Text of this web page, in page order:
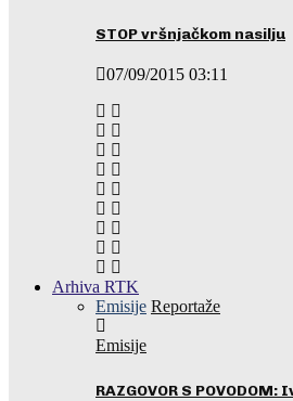
STOP vršnjačkom nasilju
07/09/2015 03:11
Arhiva RTK
Emisije Reportaže
Emisije
RAZGOVOR S